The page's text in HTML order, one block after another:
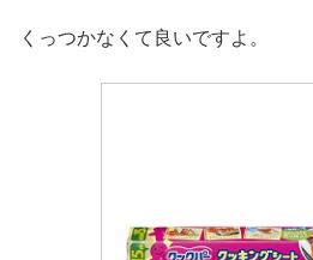
くっつかなくて良いですよ。